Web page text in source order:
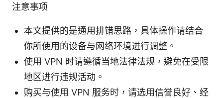
注意事项
本文提供的是通用排错思路，具体操作请结合
你所使用的设备与网络环境进行调整。
使用 VPN 时请遵循当地法律法规，避免在受限
地区进行违规活动。
购买与使用 VPN 服务时，请选用信誉良好、经